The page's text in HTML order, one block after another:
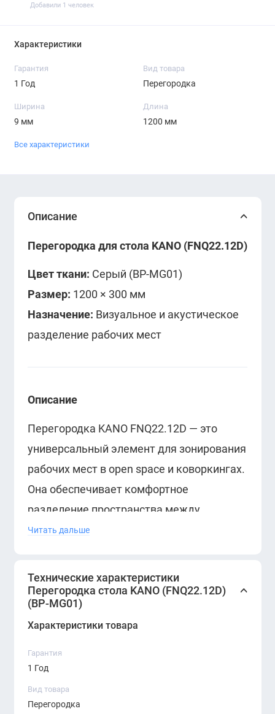
Добавили 1 человек
Характеристики
Гарантия
1 Год
Вид товара
Перегородка
Ширина
9 мм
Длина
1200 мм
Все характеристики
Описание
Перегородка для стола KANO (FNQ22.12D)
Цвет ткани: Серый (BP-MG01)
Размер: 1200 × 300 мм
Назначение: Визуальное и акустическое
разделение рабочих мест
Описание
Перегородка KANO FNQ22.12D — это
универсальный элемент для зонирования
рабочих мест в open space и коворкингах.
Она обеспечивает комфортное
разделение пространства между
сотрудниками, снижает уровень шума и
Модель выполнена в сдержанном сером
цвете (BP-MG01), легко сочетается с
мебелью различных серий KANO.
звукопоглощающими свойствами, а
визуально мягкой и безопасной.
Читать дальше
Технические характеристики
Перегородка стола KANO (FNQ22.12D)
(BP-MG01)
Характеристики товара
Гарантия
1 Год
Вид товара
Перегородка